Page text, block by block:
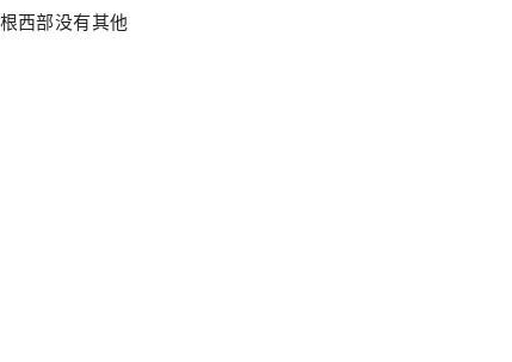
西部没有其他